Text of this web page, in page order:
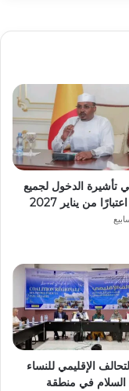
تأشيرة الدخول لجميع
من يناير 2027
الإقليمي للنساء
في منطقة